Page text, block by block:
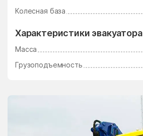
Колесная база
Характеристики эвакуатора
Масса
Грузоподъемность
Яхрома